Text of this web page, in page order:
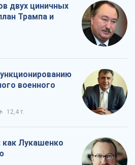
двух циничных
Трампа и
военного
12,4 т.
как Лукашенко